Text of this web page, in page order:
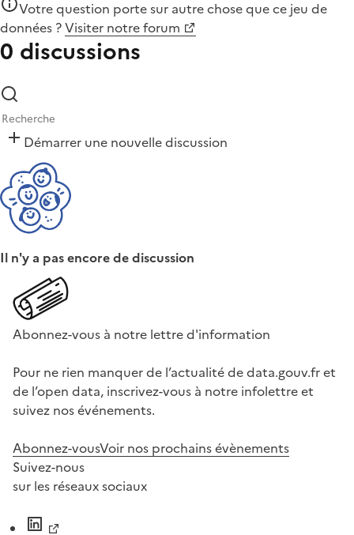
Votre question porte sur autre chose quece jeu de
données ?Visiter notre forum
0 discussions
Démarrer une nouvelle discussion
Il n'y a pas encore de discussion
Abonnez-vous à notre lettre d'information
Pour ne rien manquer de l’actualité de data.gouv.fr et
de l’open data, inscrivez-vous à notre infolettre et
suivez nos événements.
Abonnez-vousVoir nos prochains évènements
Suivez-nous
sur les réseaux sociaux